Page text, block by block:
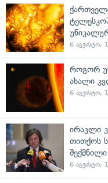
6 აგვისტო,
როგორ
ახალი
6 აგვისტო,
ირაკლი
თითქოს
6 აგვისტო,